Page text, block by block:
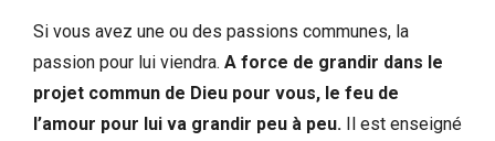
Si vous avez une ou des passions communes, la
passion pour lui viendra. A force de grandir dans le
projet commun de Dieu pour vous, le feu de
l’amour pour lui va grandir peu à peu. Il est enseigné